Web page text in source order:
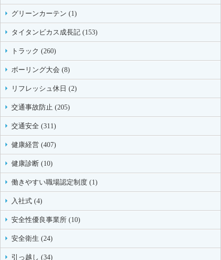
グリーンカーテン (1)
タイタンビカス成長記 (153)
トラック (260)
ボーリング大会 (8)
リフレッシュ休日 (2)
交通事故防止 (205)
交通安全 (311)
健康経営 (407)
健康診断 (10)
働きやすい職場認定制度 (1)
入社式 (4)
安全性優良事業所 (10)
安全衛生 (24)
引っ越し (34)